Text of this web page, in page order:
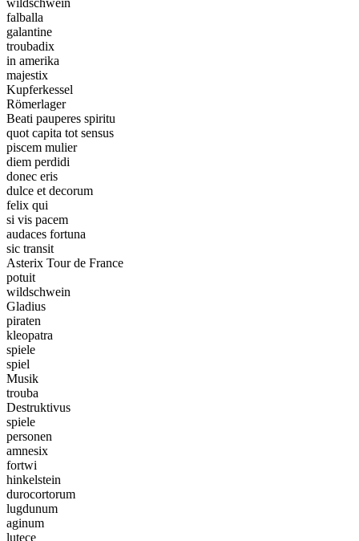
falballa
galantine
troubadix
in amerika
majestix
Kupferkessel
Römerlager
Beati pauperes spiritu
quot capita tot sensus
piscem mulier
diem perdidi
donec eris
dulce et decorum
felix qui
si vis pacem
audaces fortuna
sic transit
Asterix Tour de France
potuit
wildschwein
Gladius
piraten
kleopatra
spiele
spiel
Musik
trouba
Destruktivus
spiele
personen
amnesix
fortwi
hinkelstein
durocortorum
lugdunum
aginum
lutece